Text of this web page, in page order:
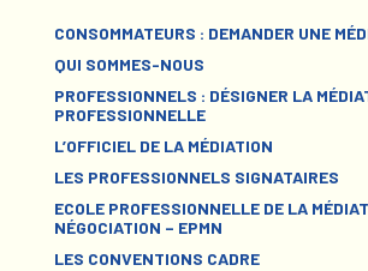
CONSOMMATEURS : DEMANDER UNE
QUI SOMMES-NOUS
PROFESSIONNELS : DÉSIGNER LA
PROFESSIONNELLE
L’OFFICIEL DE LA MÉDIATION
LES PROFESSIONNELS SIGNATAIRES
ECOLE PROFESSIONNELLE DE LA
NÉGOCIATION – EPMN
LES CONVENTIONS CADRE